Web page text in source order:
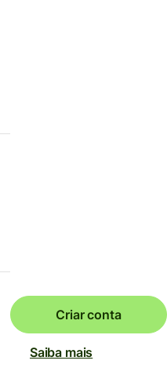
Criar conta
Saiba mais